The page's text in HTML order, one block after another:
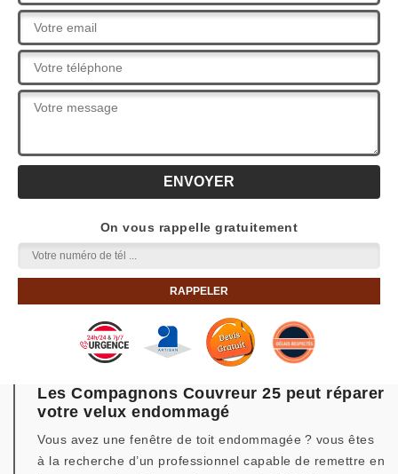
On vous rappelle gratuitement
Les Compagnons Couvreur 25 peut réparer
votre velux endommagé
Vous avez une fenêtre de toit endommagée ? vous êtes
à la recherche d’un professionnel capable de remettre en